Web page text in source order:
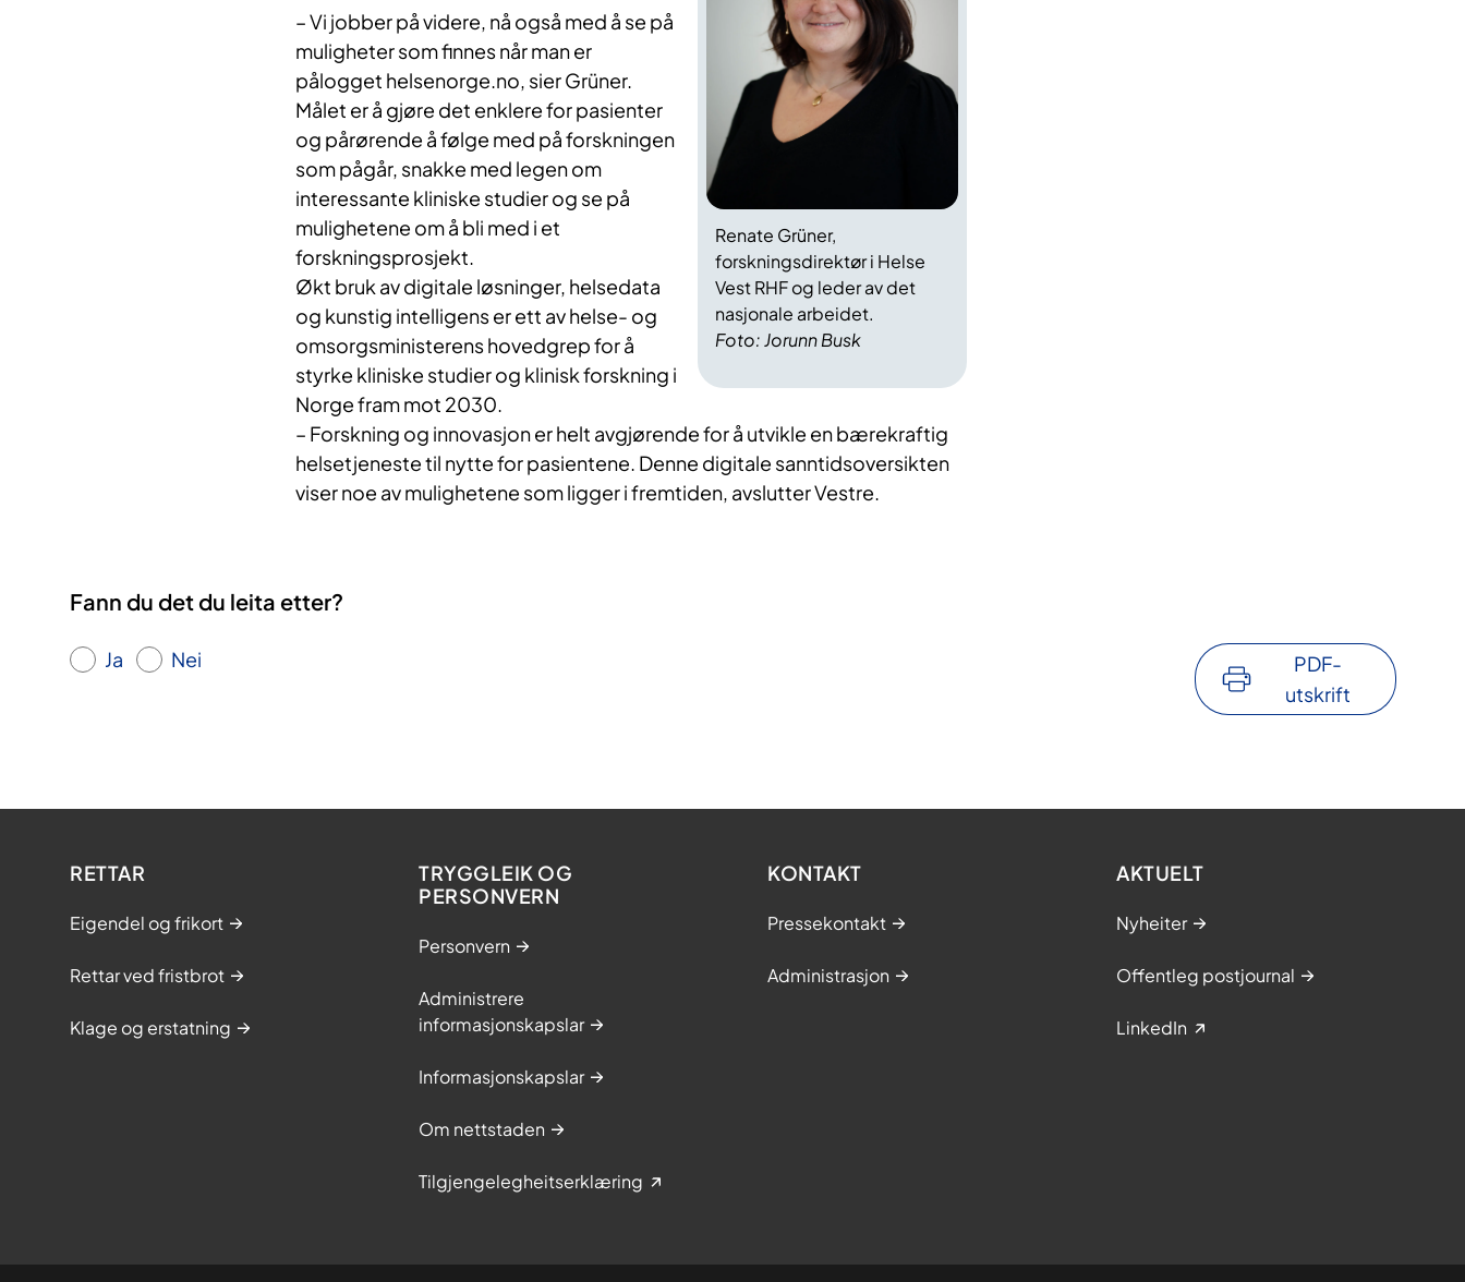
Foto: Jorunn Busk
Renate Grüner,
forskningsdirektør i Helse
Vest RHF og leder av det
nasjonale arbeidet.
– Vi jobber på videre, nå også med å se på
muligheter som finnes når man er
pålogget helsenorge.no, sier Grüner.
Målet er å gjøre det enklere for pasienter
og pårørende å følge med på forskningen
som pågår, snakke med legen om
interessante kliniske studier og se på
mulighetene om å bli med i et
forskningsprosjekt.
Økt bruk av digitale løsninger, helsedata
og kunstig intelligens er ett av helse- og
omsorgsministerens hovedgrep for å
styrke kliniske studier og klinisk forskning i
Norge fram mot 2030.
– Forskning og innovasjon er helt avgjørende for å utvikle en bærekraftig
helsetjeneste til nytte for pasientene. Denne digitale sanntidsoversikten
viser noe av mulighetene som ligger i fremtiden, avslutter Vestre.
Fann du det du leita etter?
Ja Nei
PDF-
utskrift
RETTAR
Eigendel og frikort
Rettar ved fristbrot
Klage og erstatning
TRYGGLEIK OG
PERSONVERN
Personvern
Administrere
informasjonskapslar
Informasjonskapslar
Om nettstaden
Tilgjengelegheitserklæring
KONTAKT
Pressekontakt
Administrasjon
AKTUELT
Nyheiter
Offentleg postjournal
LinkedIn